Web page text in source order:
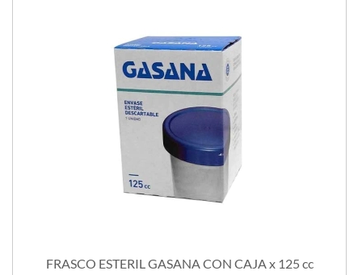
FRASCO ESTERIL GASANA CON CAJA x 125 cc